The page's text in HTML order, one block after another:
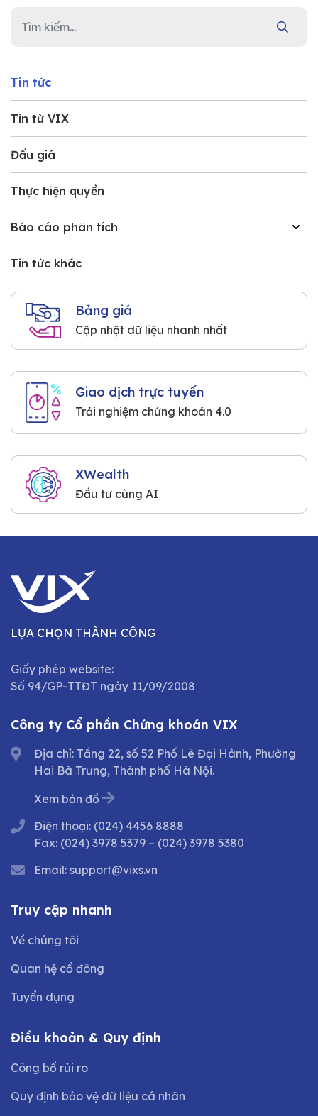
Tin tức
Tin từ VIX
Đấu giá
Thực hiện quyền
Báo cáo phân tích
Tin tức khác
Bảng giá
Cập nhật dữ liệu nhanh nhất
Giao dịch trực tuyến
Trải nghiệm chứng khoán 4.0
XWealth
Đầu tư cùng AI
LỰA CHỌN THÀNH CÔNG
Giấy phép website:
Số 94/GP-TTĐT ngày 11/09/2008
Công ty Cổ phần Chứng khoán VIX
Địa chỉ: Tầng 22, số 52 Phố Lê Đại Hành, Phường
Hai Bà Trưng, Thành phố Hà Nội.
Xem bản đồ
Điện thoại: (024) 4456 8888
Fax: (024) 3978 5379 – (024) 3978 5380
Email: support@vixs.vn
Truy cập nhanh
Về chúng tôi
Quan hệ cổ đông
Tuyển dụng
Điều khoản & Quy định
Công bố rủi ro
Quy định bảo vệ dữ liệu cá nhân